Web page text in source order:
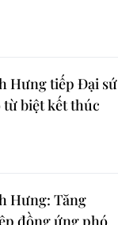
Hưng tiếp Đại sứ
từ biệt kết thúc
Hưng: Tăng
đồng ứng phó